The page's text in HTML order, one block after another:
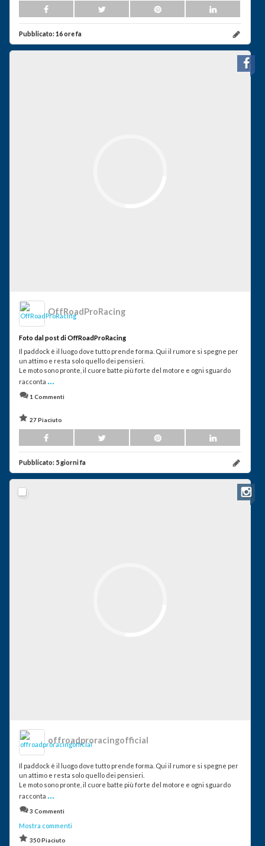
Pubblicato:16 ore fa
OffRoadProRacing
Foto dal post di OffRoadProRacing
Il paddock è il luogo dove tutto prende forma. Qui il rumore si spegne per
un attimo e resta solo quello dei pensieri.
Le moto sono pronte, il cuore batte più forte del motore e ogni sguardo
racconta ...
1 Commenti
27 Piaciuto
Pubblicato: 5 giorni fa
offroadproracingofficial
Il paddock è il luogo dove tutto prende forma. Qui il rumore si spegne per
un attimo e resta solo quello dei pensieri.
Le moto sono pronte, il cuore batte più forte del motore e ogni sguardo
racconta ...
3 Commenti
Mostra commenti
350 Piaciuto